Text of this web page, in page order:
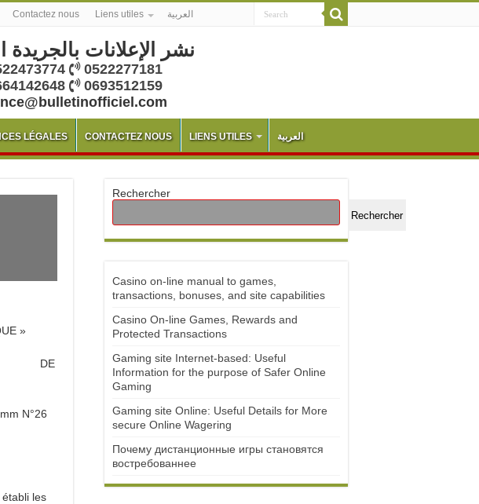
Contactez nous Liens utiles العربية
نشر الإعلانات بالجريدة
0522277181
0693512159
LÉGALES CONTACTEZ NOUS LIENS UTILES العربية
»
DE
N°26
les
Rechercher
Rechercher
Casino on-line manual to games,
transactions, bonuses, and site capabilities
Casino On-line Games, Rewards and
Protected Transactions
Gaming site Internet-based: Useful
Information for the purpose of Safer Online
Gaming
Gaming site Online: Useful Details for More
secure Online Wagering
Почему дистанционные игры становятся
востребованнее